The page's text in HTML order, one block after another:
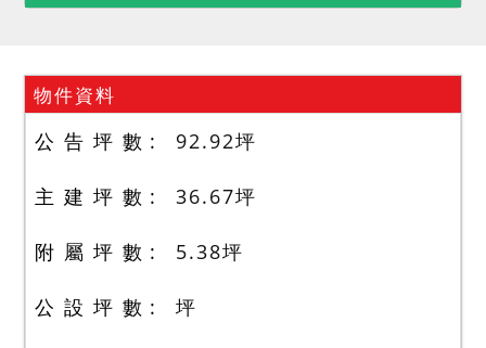
物件資料
公 告 坪 數 92.92坪
主 建 坪 數 36.67坪
附 屬 坪 數 5.38坪
公 設 坪 數 坪